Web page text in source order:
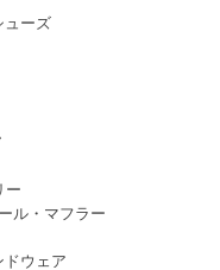
ューズ
ー
ル・マフラー
ドウェア